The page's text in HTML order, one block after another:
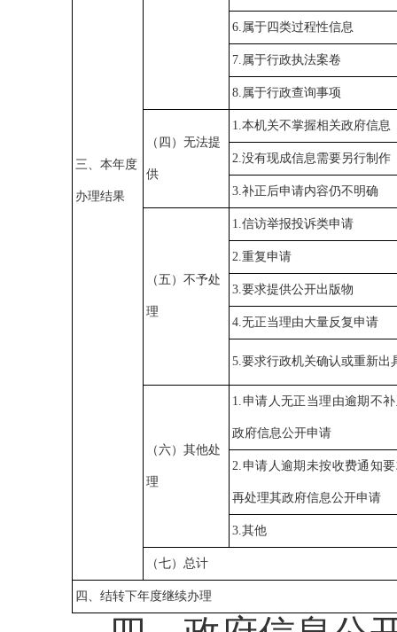
三、本年度
办理结果
6.属于四类过程性信息
7.属于行政执法案卷
8.属于行政查询事项
（四）无法提
供
1.本机关不掌握相关政府信息
2.没有现成信息需要另行制作
3.补正后申请内容仍不明确
（五）不予处
理
1.信访举报投诉类申请
2.重复申请
3.要求提供公开出版物
4.无正当理由大量反复申请
5.要求行政机关确认或重新出
（六）其他处
理
1.申请人无正当理由逾期不
政府信息公开申请
2.申请人逾期未按收费通知
再处理其政府信息公开申请
3.其他
（七）总计
四、结转下年度继续办理